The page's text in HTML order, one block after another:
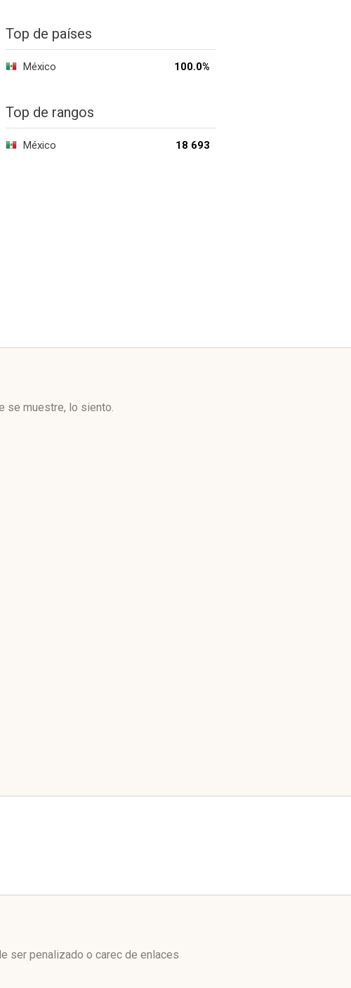
Top de países
México 100.0%
Top de rangos
México 18 693
se muestre, lo siento.
ser penalizado o carec de enlaces